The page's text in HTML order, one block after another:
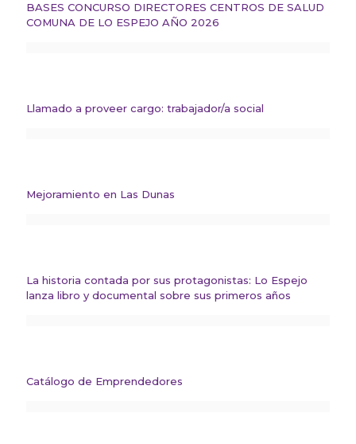
BASES CONCURSO DIRECTORES CENTROS DE SALUD
COMUNA DE LO ESPEJO AÑO 2026
Llamado a proveer cargo: trabajador/a social
Mejoramiento en Las Dunas
La historia contada por sus protagonistas: Lo Espejo
lanza libro y documental sobre sus primeros años
Catálogo de Emprendedores